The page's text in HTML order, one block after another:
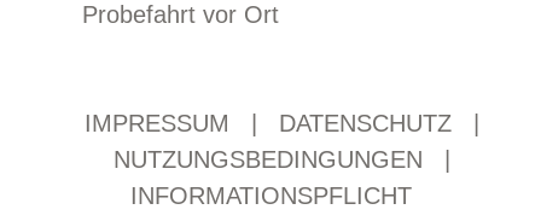
Probefahrt vor Ort
IMPRESSUM DATENSCHUTZ
NUTZUNGSBEDINGUNGEN
INFORMATIONSPFLICHT